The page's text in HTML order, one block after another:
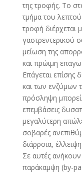
της τροφής. Το
τμήμα του
τροφή διέρχεται
γαστρεντερικού
μείωση της
και πρώιμη
Επάγεται επίσης
και των ενζύμων
πρόσληψη μπορεί
επεμβάσεις
μεγαλύτερη
σοβαρές
διάρροια,
Σε αυτές ανήκουν
παράκαμψη (by-